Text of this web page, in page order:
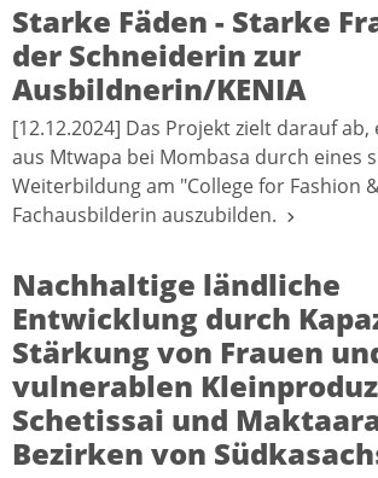
Starke Fäden - Starke
der Schneiderin zur
Ausbildnerin/KENIA
[12.12.2024] Das Projekt zielt darauf
aus Mtwapa bei Mombasa durch eines
Weiterbildung am "College for Fashion
Fachausbilderin auszubilden.
Nachhaltige ländliche
Entwicklung durch
Stärkung von Frauen
vulnerablen
Schetissai und
Bezirken von